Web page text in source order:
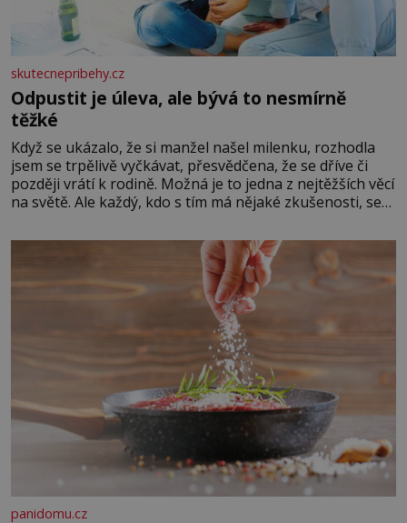
skutecnepribehy.cz
Odpustit je úleva, ale bývá to nesmírně
těžké
Když se ukázalo, že si manžel našel milenku, rozhodla
jsem se trpělivě vyčkávat, přesvědčena, že se dříve či
později vrátí k rodině. Možná je to jedna z nejtěžších věcí
na světě. Ale každý, kdo s tím má nějaké zkušenosti, se
Když se ke mně doneslo, že si manžel pořídil milenku,
panidomu.cz